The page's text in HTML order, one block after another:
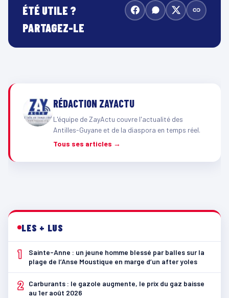
ÉTÉ UTILE ?
PARTAGEZ-LE
RÉDACTION ZAYACTU
L'équipe de ZayActu couvre l'actualité des
Antilles-Guyane et de la diaspora en temps réel.
Tous ses articles →
LES + LUS
1
Sainte-Anne : un jeune homme blessé par balles sur la
plage de l’Anse Moustique en marge d’un after yoles
2
Carburants : le gazole augmente, le prix du gaz baisse
au 1er août 2026